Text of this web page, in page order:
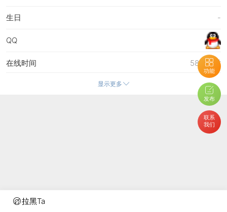
拉黑Ta
功能
发布
联系
我们
-
生日
QQ
589 小时
在线时间
28-12-2011 14:55
10-7-2026 00:14
9-7-2026 22:49
显示更多